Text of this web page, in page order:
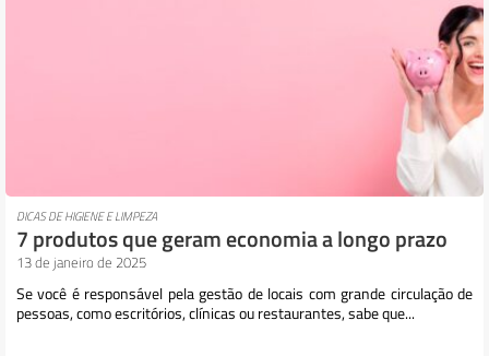
DICAS DE HIGIENE E LIMPEZA
7 produtos que geram economia a longo prazo
13 de janeiro de 2025
Se você é responsável pela gestão de locais com grande circulação de
pessoas, como escritórios, clínicas ou restaurantes, sabe que...